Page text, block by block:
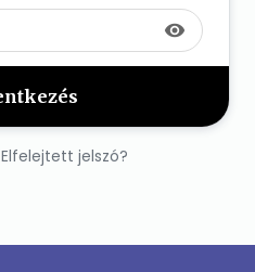
visibility
Elfelejtett jelszó?